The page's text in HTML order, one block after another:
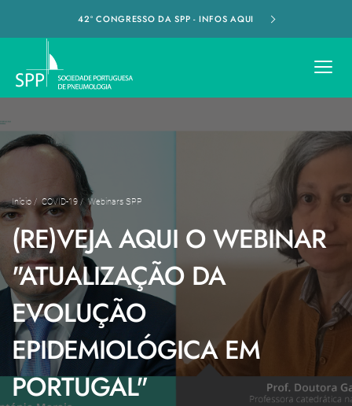
42º CONGRESSO DA SPP - INFOS AQUI
Início /COVID-19 / Webinars SPP
(RE)VEJA AQUI O WEBINAR
"ATUALIZAÇÃO DA
EVOLUÇÃO
EPIDEMIOLÓGICA EM
PORTUGAL"